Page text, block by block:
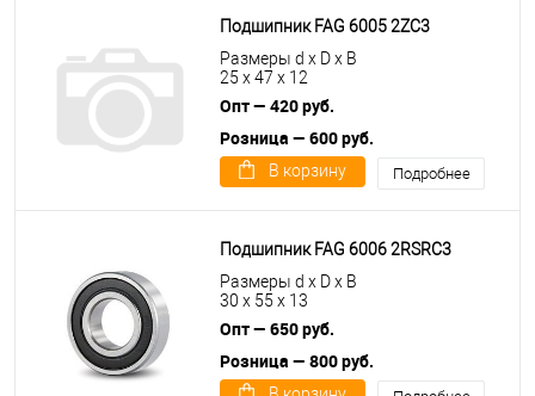
Подшипник FAG 6005 2ZC3
Размеры d x D x B
25 x 47 x 12
Опт — 420 руб.
Розница — 600 руб.
В корзину Подробнее
Подшипник FAG 6006 2RSRC3
Размеры d x D x B
30 x 55 x 13
Опт — 650 руб.
Розница — 800 руб.